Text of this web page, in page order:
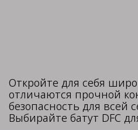
Откройте для себя
отличаются прочной
безопасность для всей
Выбирайте батут DFC